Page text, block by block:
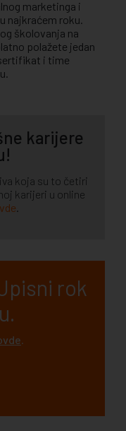
marketinga i
najkraćem roku.
školovanja na
polažete jedan
i time
karijere
koja su to četiri
karijeri u online
rok